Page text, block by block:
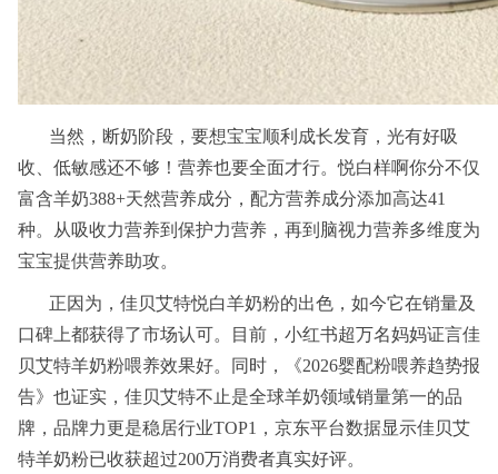
当然，断奶阶段，要想宝宝顺利成长发育，光有好吸
收、低敏感还不够！营养也要全面才行。悦白样啊你分不仅
富含羊奶388+天然营养成分，配方营养成分添加高达41
种。从吸收力营养到保护力营养，再到脑视力营养多维度为
宝宝提供营养助攻。
正因为，佳贝艾特悦白羊奶粉的出色，如今它在销量及
口碑上都获得了市场认可。目前，小红书超万名妈妈证言佳
贝艾特羊奶粉喂养效果好。同时，《2026婴配粉喂养趋势报
告》也证实，佳贝艾特不止是全球羊奶领域销量第一的品
牌，品牌力更是稳居行业TOP1，京东平台数据显示佳贝艾
特羊奶粉已收获超过200万消费者真实好评。